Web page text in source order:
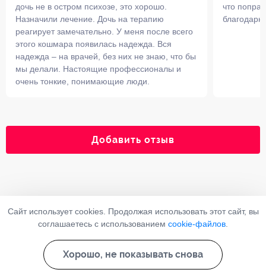
дочь не в остром психозе, это хорошо.
Назначили лечение. Дочь на терапию
реагирует замечательно. У меня после всего
этого кошмара появилась надежда. Вся
надежда – на врачей, без них не знаю, что бы
мы делали. Настоящие профессионалы и
очень тонкие, понимающие люди.
что
Добавить отзыв
Сайт использует cookies. Продолжая использовать этот сайт, вы
соглашаетесь с использованием cookie-файлов
Хорошо, не показывать снова